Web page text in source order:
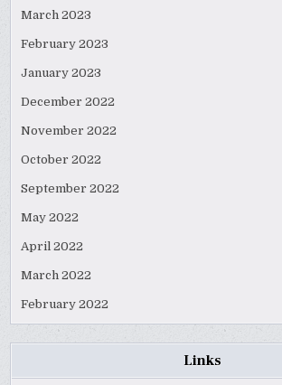
March 2023
February 2023
January 2023
December 2022
November 2022
October 2022
September 2022
May 2022
April 2022
March 2022
February 2022
Links